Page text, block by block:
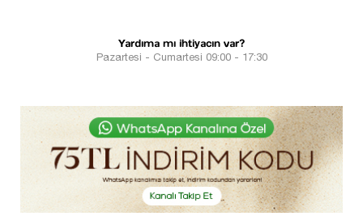
Yardıma mı ihtiyacın var?
Pazartesi - Cumartesi 09:00 - 17:30